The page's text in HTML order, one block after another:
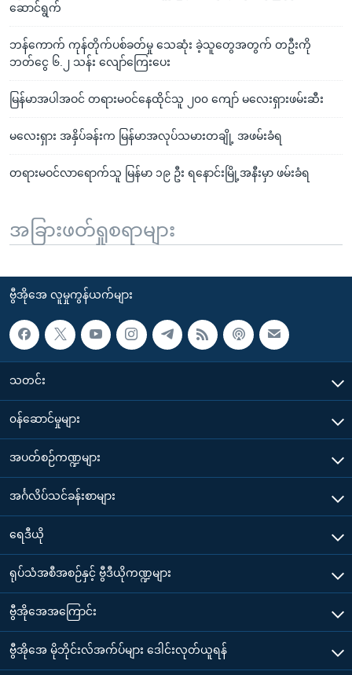
ဆောင်ရွက်
ဘန်ကောက် ကုန်တိုက်ပစ်ခတ်မှု သေဆုံး ခဲ့သူတွေအတွက် တဦးကို
ဘတ်ငွေ ၆.၂ သန်း လျော်ကြေးပေး
မြန်မာအပါအဝင် တရားမဝင်နေထိုင်သူ ၂၀၀ ကျော် မလေးရှားဖမ်းဆီး
မလေးရှား အနှိပ်ခန်းက မြန်မာအလုပ်သမားတချို့ အဖမ်းခံရ
တရားမဝင်လာရောက်သူ မြန်မာ ၁၉ ဦး ရနောင်းမြို့အနီးမှာ ဖမ်းခံရ
အခြားဖတ်ရှုစရာများ
ဗွီအိုအေ လူမှုကွန်ယက်များ
သတင်း
၀န်ဆောင်မှုများ
အပတ်စဉ်ကဏ္ဍများ
အင်္ဂလိပ်သင်ခန်းစာများ
ရေဒီယို
ရုပ်သံအစီအစဉ်နှင့် ဗွီဒီယိုကဏ္ဍများ
ဗွီအိုအေအကြောင်း
ဗွီအိုအေ မိုဘိုင်းလ်အက်ပ်များ ဒေါင်းလုတ်ယူရန်